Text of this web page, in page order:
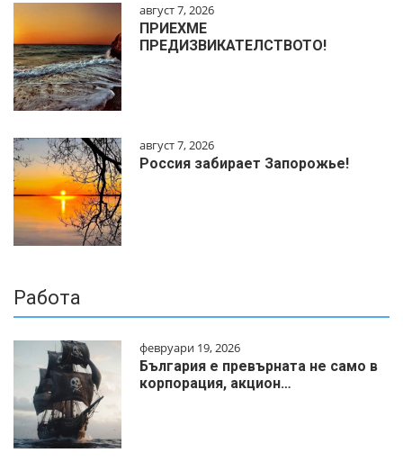
август 7, 2026
ПРИЕХМЕ
ПРЕДИЗВИКАТЕЛСТВОТО!
август 7, 2026
Россия забирает Запорожье!
Работа
февруари 19, 2026
България е превърната не само в
корпорация, акцион…